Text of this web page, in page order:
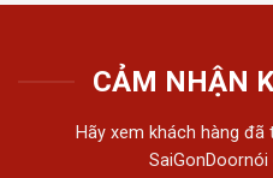
CẢM NHẬN
Hãy xem khách hàng đã